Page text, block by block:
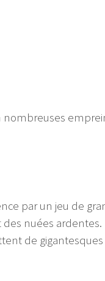
par un jeu de
nuées ardentes.
de